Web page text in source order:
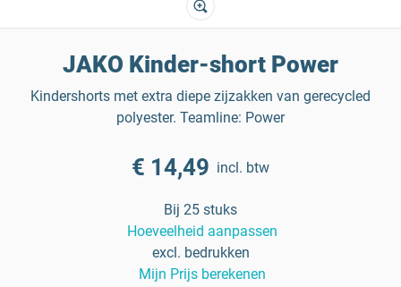
JAKO Kinder-short Power
Kindershorts met extra diepe zijzakken van gerecycled
polyester. Teamline: Power
€ 14,49 incl. btw
Bij 25 stuks
Hoeveelheid aanpassen
excl. bedrukken
Mijn Prijs berekenen